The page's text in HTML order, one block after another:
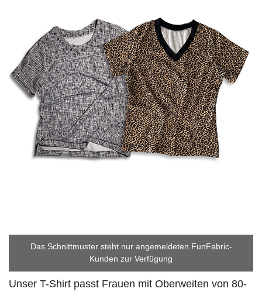
Das Schnittmuster steht nur angemeldeten FunFabric-
Kunden zur Verfügung
Unser T-Shirt passt Frauen mit Oberweiten von 80-